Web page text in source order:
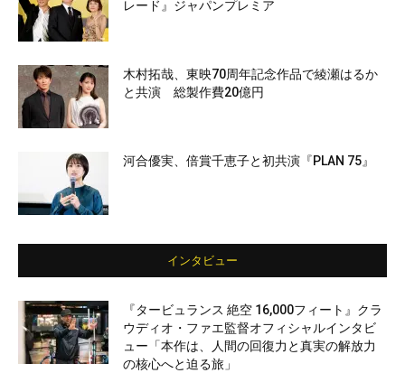
レード』ジャパンプレミア
木村拓哉、東映70周年記念作品で綾瀬はるか
と共演 総製作費20億円
河合優実、倍賞千恵子と初共演『PLAN 75』
インタビュー
『タービュランス 絶空 16,000フィート』クラ
ウディオ・ファエ監督オフィシャルインタビ
ュー「本作は、人間の回復力と真実の解放力
の核心へと迫る旅」